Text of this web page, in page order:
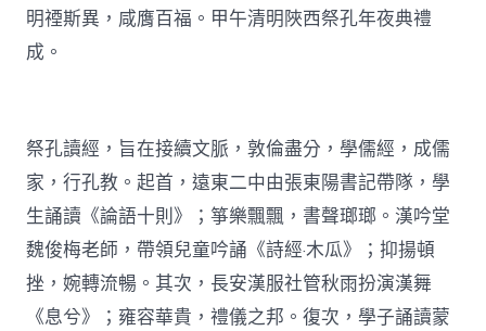
明禋斯異，咸膺百福。甲午清明陜西祭孔年夜典禮
成。
祭孔讀經，旨在接續文脈，敦倫盡分，學儒經，成儒
家，行孔教。起首，遠東二中由張東陽書記帶隊，學
生誦讀《論語十則》；箏樂飄飄，書聲瑯瑯。漢吟堂
魏俊梅老師，帶領兒童吟誦《詩經·木瓜》；抑揚頓
挫，婉轉流暢。其次，長安漢服社管秋雨扮演漢舞
《息兮》；雍容華貴，禮儀之邦。復次，學子誦讀蒙